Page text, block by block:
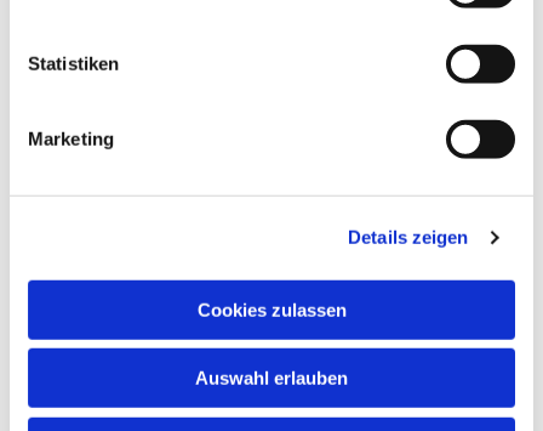
Statistiken
Marketing
Details zeigen
Cookies zulassen
Auswahl erlauben